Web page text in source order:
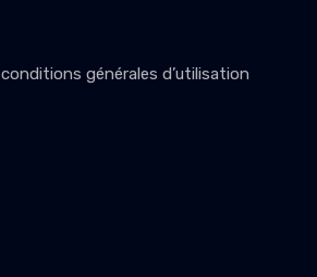
conditions générales d’utilisation